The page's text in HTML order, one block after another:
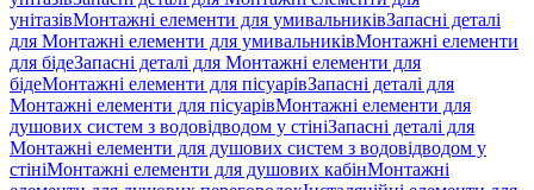
унітазівМонтажні елементи для умивальниківЗапасні деталі
для Монтажні елементи для умивальниківМонтажні елементи
для бідеЗапасні деталі для Монтажні елементи для
бідеМонтажні елементи для пісуарівЗапасні деталі для
Монтажні елементи для пісуарівМонтажні елементи для
душових систем з водовідводом у стініЗапасні деталі для
Монтажні елементи для душових систем з водовідводом у
стініМонтажні елементи для душових кабінМонтажні